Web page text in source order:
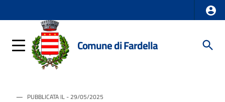
Comune di Fardella
PUBBLICATA IL - 29/05/2025